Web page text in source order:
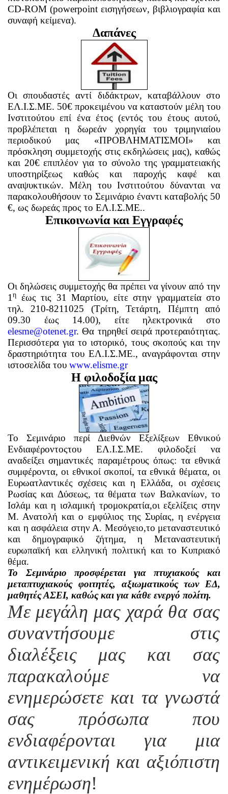
CD-ROM (powerpoint εισηγήσεων, βιβλιογραφία και
συναφή κείμενα).
Δαπάνες
Οι σπουδαστές αντί διδάκτρων, καταβάλλουν στο
ΕΛ.Ι.Σ.ΜΕ. 50€ προκειμένου να καταστούν μέλη του
Ινστιτούτου επί ένα έτος (εντός του έτους αυτού,
προβλέπεται η δωρεάν χορηγία του τριμηνιαίου
περιοδικού μας «ΠΡΟΒΛΗΜΑΤΙΣΜΟΙ» και
πρόσκληση συμμετοχής στις εκδηλώσεις μας), καθώς
και 20€ επιπλέον για το σύνολο της γραμματειακής
υποστηρίξεως καθώς και παροχής καφέ και
αναψυκτικών. Μέλη του Ινστιτούτου δύνανται να
παρακολουθήσουν το Σεμινάριο έναντι καταβολής 50
€, ως δωρεάς προς το ΕΛ.Ι.Σ.ΜΕ..
Επικοινωνία και Εγγραφές
Οι δηλώσεις συμμετοχής θα πρέπει να γίνουν από την
1 η
έως τις 31 Μαρτίου, είτε στην γραμματεία στο
τηλ. 210-8211025 (Τρίτη, Τετάρτη, Πέμπτη από
09.30 έως 14.00), είτε ηλεκτρονικά στο
elesme@otenet.gr. Θα τηρηθεί σειρά προτεραιότητας.
Περισσότερα για το ιστορικό, τους σκοπούς και την
δραστηριότητα του ΕΛ.Ι.Σ.ΜΕ., αναγράφονται στην
ιστοσελίδα του www.elisme.gr
Η φιλοδοξία μας
Το Σεμινάριο περί Διεθνών Εξελίξεων Εθνικού
Ενδιαφέροντοςτου ΕΛ.Ι.Σ.ΜΕ. φιλοδοξεί να
αναδείξει σημαντικές παραμέτρους όπως: τα εθνικά
συμφέροντα, οι εθνικοί σκοποί, τα εθνικά θέματα, οι
Ευρωατλαντικές σχέσεις και η Ελλάδα, οι σχέσεις
Ρωσίας και Δύσεως, τα θέματα των Βαλκανίων, το
Ισλάμ και η ισλαμική τρομοκρατία,οι εξελίξεις στην
Μ. Ανατολή και ο εμφύλιος της Συρίας, η ενέργεια
και η ασφάλεια στην Α. Μεσόγειο,το μεταναστευτικό
και δημογραφικό ζήτημα, η Μεταναστευτική
ευρωπαϊκή και ελληνική πολιτική και το Κυπριακό
θέμα.
Το Σεμινάριο προσφέρεται για πτυχιακούς και
μεταπτυχιακούς φοιτητές, αξιωματικούς των ΕΔ,
μαθητές ΑΣΕΙ, καθώς και για κάθε ενεργό πολίτη.
Με μεγάλη μας χαρά θα σας
συναντήσουμε στις
διαλέξεις μας και σας
παρακαλούμε να
ενημερώσετε και τα γνωστά
σας πρόσωπα που
ενδιαφέρονται για μια
αντικειμενική και αξιόπιστη
ενημέρωση!